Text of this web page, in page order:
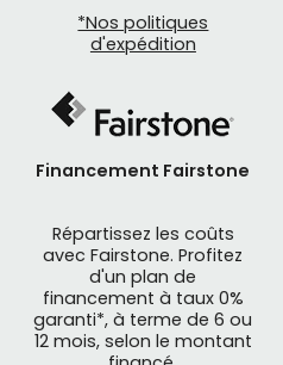
*Nos politiques
d'expédition
Financement Fairstone
Répartissez les coûts
avec Fairstone. Profitez
d'un plan de
financement à taux 0%
garanti*, à terme de 6 ou
12 mois, selon le montant